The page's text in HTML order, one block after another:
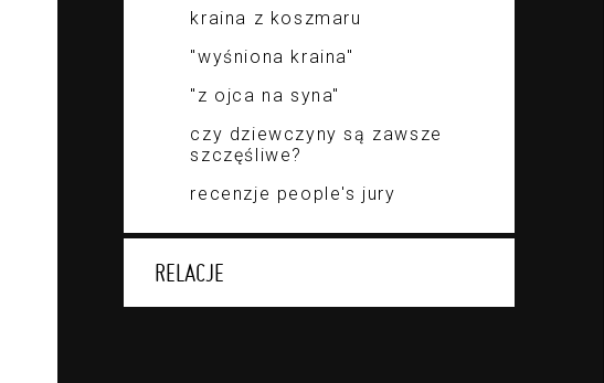
kraina z koszmaru
"wyśniona kraina"
"z ojca na syna"
czy dziewczyny są zawsze
szczęśliwe?
recenzje people's jury
RELACJE